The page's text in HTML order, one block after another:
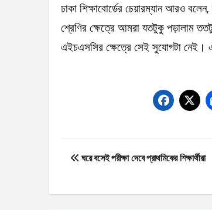
ঢাকা শিক্ষাবোর্ডের চেয়ারম্যান আরও
শ্রেণির ক্ষেত্রে আমরা যতটুকু পড়ালাম
এইচএসসির ক্ষেত্রে সেই সুযোগটা নেই।
Post
ঘরে বসেই পরীক্ষা দেবে প্রাথমিকের শিক্ষার্থীরা